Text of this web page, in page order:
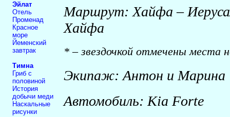
Эйлат
Отель
Променад
Красное
море
Йеменский
завтрак
Тимна
Гриб с
половиной
История
добычи меди
Наскальные
рисунки
Маршрут: Хайфа –
Хайфа
* – звездочкой отмечены места
Экипаж: Антон и Марина
Автомобиль: Kia Forte